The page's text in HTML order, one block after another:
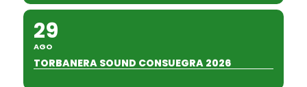
29
AGO
TORBANERA SOUND CONSUEGRA 2026